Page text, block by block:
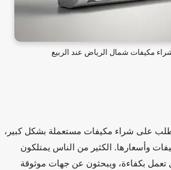
مكيفات شمال الرياض عند الربيع
علىشراء مكيفات مستعملةبشكل كبير،
وأسعارها. الكثير من الناس يمتلكون
بكفاءة، ويبحثون عن جهات موثوقة